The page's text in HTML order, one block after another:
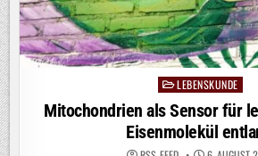
Posted
in
LEBENSKUNDE
Mitochondrien als Sensor für
Eisenmolekül